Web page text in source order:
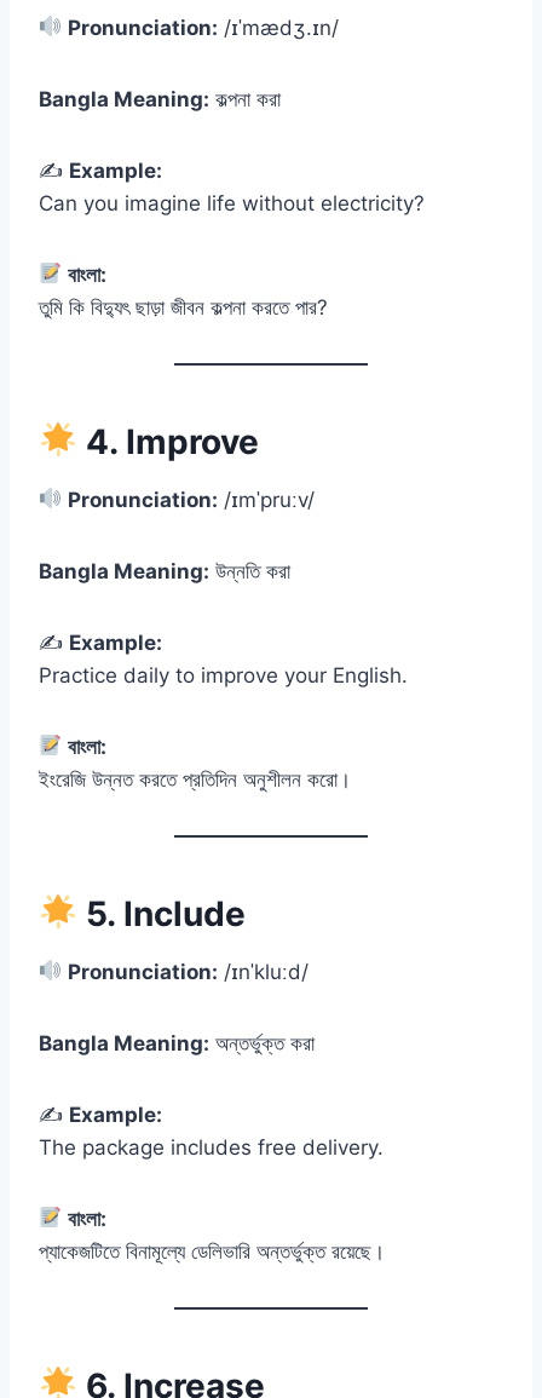
Pronunciation: /ɪˈmædʒ.ɪn/
Bangla Meaning: কল্পনা করা
✍️ Example:
Can you imagine life without electricity?
বাংলা:
তুমি কি বিদ্যুৎ ছাড়া জীবন কল্পনা করতে পার?
4. Improve
Pronunciation: /ɪmˈpruːv/
Bangla Meaning: উন্নতি করা
✍️ Example:
Practice daily to improve your English.
বাংলা:
ইংরেজি উন্নত করতে প্রতিদিন অনুশীলন করো।
5. Include
Pronunciation: /ɪnˈkluːd/
Bangla Meaning: অন্তর্ভুক্ত করা
✍️ Example:
The package includes free delivery.
বাংলা:
প্যাকেজটিতে বিনামূল্যে ডেলিভারি অন্তর্ভুক্ত রয়েছে।
6. Increase